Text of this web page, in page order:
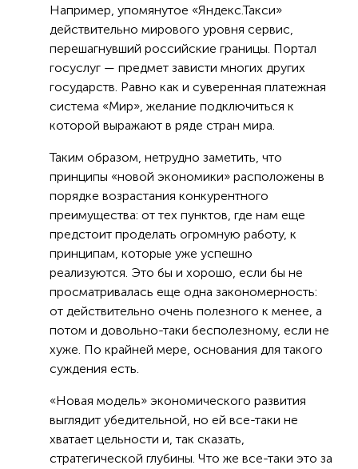
Например, упомянутое «Яндекс.Такси»
действительно мирового уровня сервис,
перешагнувший российские границы. Портал
госуслуг — предмет зависти многих других
государств. Равно как и суверенная платежная
система «Мир», желание подключиться к
которой выражают в ряде стран мира.
Таким образом, нетрудно заметить, что
принципы «новой экономики» расположены в
порядке возрастания конкурентного
преимущества: от тех пунктов, где нам еще
предстоит проделать огромную работу, к
принципам, которые уже успешно
реализуются. Это бы и хорошо, если бы не
просматривалась еще одна закономерность:
от действительно очень полезного к менее, а
потом и довольно-таки бесполезному, если не
хуже. По крайней мере, основания для такого
суждения есть.
«Новая модель» экономического развития
выглядит убедительной, но ей все-таки не
хватает цельности и, так сказать,
стратегической глубины. Что же все-таки это за